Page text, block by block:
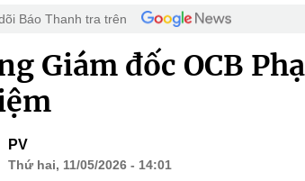
Báo Thanh tra trên
Giám đốc OCB
PV
Thứ hai, 11/05/2026 - 14:01